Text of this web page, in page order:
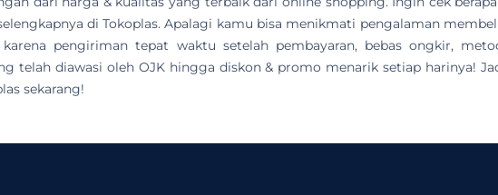
di Tokoplas. Apalagi kamu bisa menikmati pengalaman
pengiriman tepat waktu setelah pembayaran, bebas ongkir,
telah diawasi oleh OJK hingga diskon & promo menarik setiap harinya!
sekarang!